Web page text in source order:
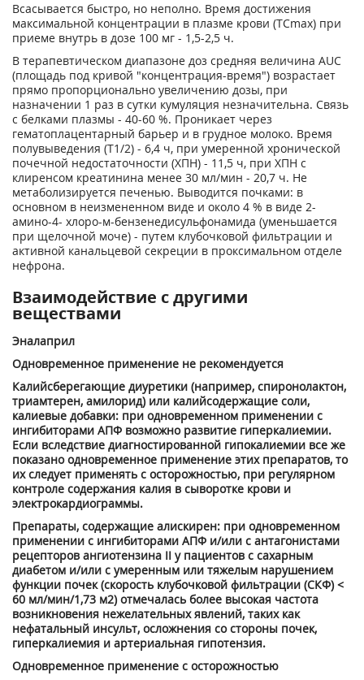
Всасывается быстро, но неполно. Время достижения
максимальной концентрации в плазме крови (ТСmах) при
приеме внутрь в дозе 100 мг - 1,5-2,5 ч.
В терапевтическом диапазоне доз средняя величина AUC
(площадь под кривой "концентрация-время") возрастает
прямо пропорционально увеличению дозы, при
назначении 1 раз в сутки кумуляция незначительна. Связь
с белками плазмы - 40-60 %. Проникает через
гематоплацентарный барьер и в грудное молоко. Время
полувыведения (Т1/2) - 6,4 ч, при умеренной хронической
почечной недостаточности (ХПН) - 11,5 ч, при ХПН с
клиренсом креатинина менее 30 мл/мин - 20,7 ч. Не
метаболизируется печенью. Выводится почками: в
основном в неизмененном виде и около 4 % в виде 2-
амино-4- хлоро-м-бензенедисульфонамида (уменьшается
при щелочной моче) - путем клубочковой фильтрации и
активной канальцевой секреции в проксимальном отделе
нефрона.
Взаимодействие с другими
веществами
Эналаприл
Одновременное применение не рекомендуется
Калийсберегающие диуретики (например, спиронолактон,
триамтерен, амилорид) или калийсодержащие соли,
калиевые добавки: при одновременном применении с
ингибиторами АПФ возможно развитие гиперкалиемии.
Если вследствие диагностированной гипокалиемии все же
показано одновременное применение этих препаратов, то
их следует применять с осторожностью, при регулярном
контроле содержания калия в сыворотке крови и
электрокардиограммы.
Препараты, содержащие алискирен: при одновременном
применении с ингибиторами АПФ и/или с антагонистами
рецепторов ангиотензина II у пациентов с сахарным
диабетом и/или с умеренным или тяжелым нарушением
функции почек (скорость клубочковой фильтрации (СКФ) <
60 мл/мин/1,73 м2) отмечалась более высокая частота
возникновения нежелательных явлений, таких как
нефатальный инсульт, осложнения со стороны почек,
гиперкалиемия и артериальная гипотензия.
Одновременное применение с осторожностью